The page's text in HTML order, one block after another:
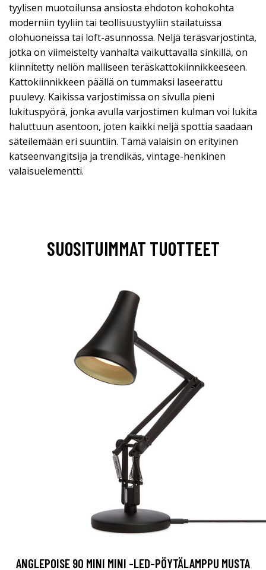
tyylisen muotoilunsa ansiosta ehdoton kohokohta
moderniin tyyliin tai teollisuustyyliin stailatuissa
olohuoneissa tai loft-asunnossa. Neljä teräsvarjostinta,
jotka on viimeistelty vanhalta vaikuttavalla sinkillä, on
kiinnitetty neliön malliseen teräskattokiinnikkeeseen.
Kattokiinnikkeen päällä on tummaksi laseerattu
puulevy. Kaikissa varjostimissa on sivulla pieni
lukituspyörä, jonka avulla varjostimen kulman voi lukita
haluttuun asentoon, joten kaikki neljä spottia saadaan
säteilemään eri suuntiin. Tämä valaisin on erityinen
katseenvangitsija ja trendikäs, vintage-henkinen
valaisuelementti.
SUOSITUIMMAT TUOTTEET
ANGLEPOISE 90 MINI MINI -LED-PÖYTÄLAMPPU MUSTA